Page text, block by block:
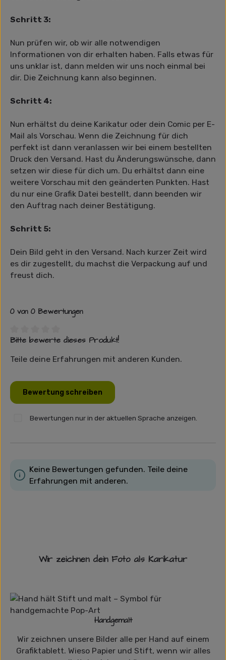
Schritt 3:
Nun prüfen wir, ob wir alle notwendigen
Informationen von dir erhalten haben. Falls etwas für
uns unklar ist, dann melden wir uns noch einmal bei
dir. Die Zeichnung kann also beginnen.
Schritt 4:
Nun erhältst du deine Karikatur oder dein Comic per E-
Mail als Vorschau. Wenn die Zeichnung für dich
perfekt ist dann veranlassen wir bei einem bestellten
Druck den Versand. Hast du Änderungswünsche, dann
setzen wir diese für dich um. Du erhältst dann eine
weitere Vorschau mit den geänderten Punkten. Hast
du nur eine Grafik Datei bestellt, dann beenden wir
den Auftrag nach deiner Bestätigung.
Schritt 5:
Dein Bild geht in den Versand. Nach kurzer Zeit wird
es dir zugestellt, du machst die Verpackung auf und
freust dich.
0 von 0 Bewertungen
Durchschnittliche Bewertung von 0 von 5 Sternen
Bitte bewerte dieses Produkt!
Teile deine Erfahrungen mit anderen Kunden.
Bewertung schreiben
Bewertungen nur in der aktuellen Sprache anzeigen.
Keine Bewertungen gefunden. Teile deine
Erfahrungen mit anderen.
Wir zeichnen dein Foto als Karikatur
Handgemalt
Wir zeichnen unsere Bilder alle per Hand auf einem
Grafiktablett. Wieso Papier und Stift, wenn wir alles